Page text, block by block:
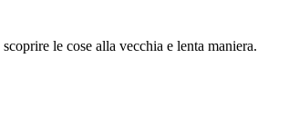
le cose alla vecchia e lenta maniera.